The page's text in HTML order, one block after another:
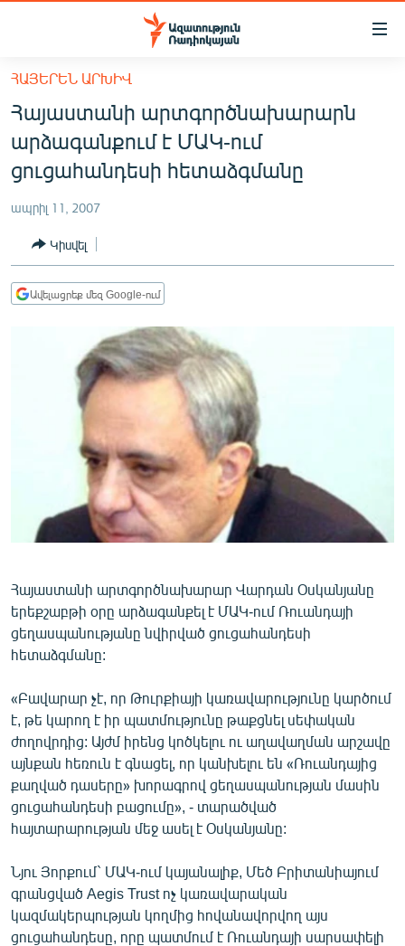
Մատչելիության
հիմնական
բովանդակությանը
Անցնել
հիմնական
մենյուին
ՀԱՅԱՍՏԱՆ
ՔԱՂԱՔԱԿԱՆ
ՀԱՍԱՐԱԿՈՒԹՅՈՒՆ
ՏՆՏԵՍՈՒԹՅՈՒՆ
ՊԱՏԵՐԱԶՄԻ 6 ՇԱԲԱԹՆԵՐԸ
ՏԱՐԱԾԱՇՐՋԱՆ
ՄԻՋԱԶԳԱՅԻՆ
ՄՇԱԿՈՒՅԹ
ՄԵԿՆԱԲԱՆՈՒԹՅՈՒՆ
ԿՈՐՈՆԱՎԻՐՈՒՍ
ԱՐԽԻՎ
ՏԵՍԱՆՅՈՒԹԵՐ
ՁԳՏԵԼՈՎ ԼԱՎԱԳՈՒՅՆԻՆ
ՓՈԴՔԱՍԹ
Հայերեն
English
ՀԵՏԵՎԵՔ ՄԵԶ
ՀԱՅԵՐԵՆ ԱՐԽԻՎ
Հայաստանի արտգործնախարարն
արձագանքում է ՄԱԿ-ում
ցուցահանդեսի հետաձգմանը
ապրիլ 11, 2007
Կիսվել
Ավելացրեք մեզ Google-ում
Հայաստանի արտգործնախարար Վարդան Օսկանյանը
երեքշաբթի օրը արձագանքել է ՄԱԿ-ում Ռուանդայի
ցեղասպանությանը նվիրված ցուցահանդեսի
հետաձգմանը:
«Բավարար չէ, որ Թուրքիայի կառավարությունը կարծում
է, թե կարող է իր պատմությունը թաքցնել սեփական
ժողովրդից: Այժմ իրենց կոծկելու ու աղավաղման արշավը
այնքան հեռուն է գնացել, որ կանխելու են «Ռուանդայից
քաղված դասերը» խորագրով ցեղասպանության մասին
ցուցահանդեսի բացումը», - տարածված
հայտարարության մեջ ասել է Օսկանյանը:
Նյու Յորքում` ՄԱԿ-ում կայանալիք, Մեծ Բրիտանիայում
գրանցված Aegis Trust ոչ կառավարական
կազմակերպության կողմից հովանավորվող այս
ցուցահանդեսը, որը պատմում է Ռուանդայի սարսափելի